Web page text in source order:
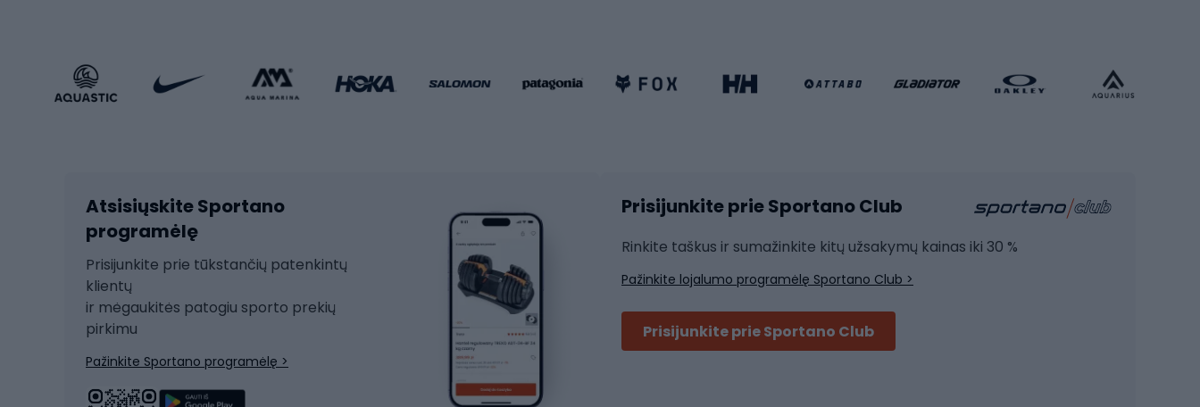
Sportinio stiliaus avalynė
Sportinio stiliaus aksesuarai
Čiuožimas
Rogės
Žygio batai
Alpinizmo batai
Turistiniai batai
Vaikiški dviračiai
Dviračių šortai
Dviračių marškinėliai
Dviračių kelnės
Dviračių striukės
Dviračių džemperiai
Dviračių kepurės
Riedučiai
Rakečių sportas
Stalo tenisas
Tenisas
Krepšinio apranga
Jėgos įranga
Joga
Atsisiųskite Sportano
programėlę
Prisijunkite prie tūkstančių patenkintų
klientų
ir mėgaukitės patogiu sporto prekių
pirkimu
Pažinkite Sportano programėlę >
Prisijunkite prie Sportano Club
Rinkite taškus ir sumažinkite kitų užsakymų kainas iki 30 %
Pažinkite lojalumo programėlę Sportano Club >
Prisijunkite prie Sportano Club